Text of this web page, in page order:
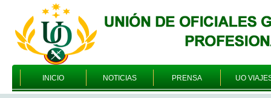
INICIO NOTICIAS PRENSA UO